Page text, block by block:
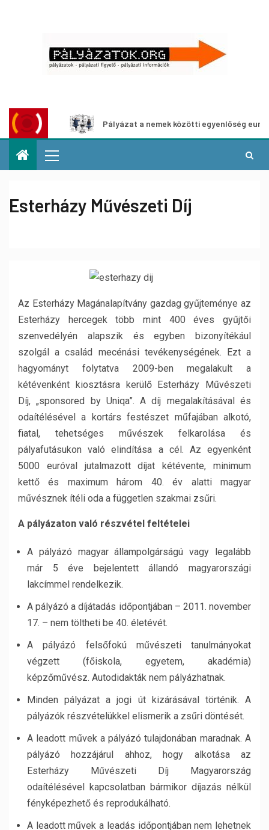
Pályázat a nemek közötti egyenlőség európai
Esterházy Művészeti Díj
Az Esterházy Magánalapítvány gazdag gyűjteménye az
Esterházy hercegek több mint 400 éves gyűjtői
szenvedélyén alapszik és egyben bizonyítékául
szolgál a család mecénási tevékenységének. Ezt a
hagyományt folytatva 2009-ben megalakult a
kétévenként kiosztásra kerülő Esterházy Művészeti
Díj, „sponsored by Uniqa”. A díj megalakításával és
odaítélésével a kortárs festészet műfajában alkotó,
fiatal, tehetséges művészek felkarolása és
pályafutásukon való elindítása a cél. Az egyenként
5000 euróval jutalmazott díjat kétévente, minimum
kettő és maximum három 40. év alatti magyar
művésznek ítéli oda a független szakmai zsűri.
A pályázaton való részvétel feltételei
A pályázó magyar állampolgárságú vagy legalább
már 5 éve bejelentett állandó magyarországi
lakcímmel rendelkezik.
A pályázó a díjátadás időpontjában – 2011. november
17. – nem töltheti be 40. életévét.
A pályázó felsőfokú művészeti tanulmányokat
végzett (főiskola, egyetem, akadémia)
képzőművész. Autodidakták nem pályázhatnak.
Minden pályázat a jogi út kizárásával történik. A
pályázók részvételükkel elismerik a zsűri döntését.
A leadott művek a pályázó tulajdonában maradnak. A
pályázó hozzájárul ahhoz, hogy alkotása az
Esterházy Művészeti Díj Magyarország
odaítélésével kapcsolatban bármikor díjazás nélkül
fényképezhető és reprodukálható.
A leadott művek a leadás időpontjában nem lehetnek